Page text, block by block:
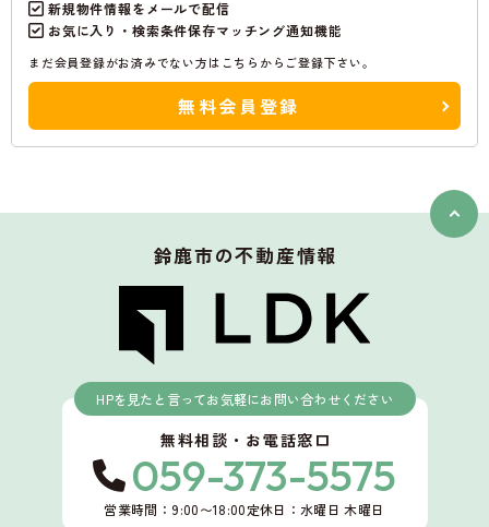
新規物件情報をメールで配信
お気に入り・検索条件保存マッチング通知機能
まだ会員登録がお済みでない方はこちらからご登録下さい。
無料会員登録
鈴鹿市の不動産情報
HPを見たと言ってお気軽にお問い合わせください
無料相談・お電話窓口
059-373-5575
営業時間：9:00〜18:00定休日：水曜日 木曜日